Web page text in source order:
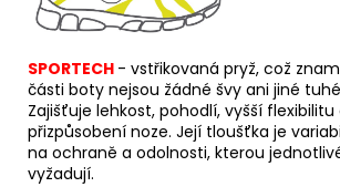
SPORTECH - vstřikovaná pryž, což
části boty nejsou žádné švy ani jiné
Zajišťuje lehkost, pohodlí, vyšší flexibilitu
přizpůsobení noze. Její tloušťka je
na ochraně a odolnosti, kterou
vyžadují.